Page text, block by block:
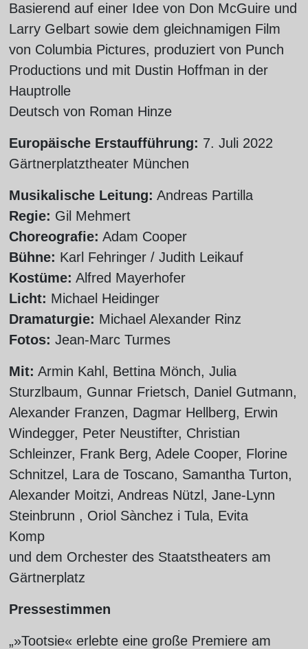
Basierend auf einer Idee von Don McGuire und
Larry Gelbart sowie dem gleichnamigen Film
von Columbia Pictures, produziert von Punch
Productions und mit Dustin Hoffman in der
Hauptrolle
Deutsch von Roman Hinze
Europäische Erstaufführung: 7. Juli 2022
Gärtnerplatztheater München
Musikalische Leitung: Andreas Partilla
Regie: Gil Mehmert
Choreografie: Adam Cooper
Bühne: Karl Fehringer / Judith Leikauf
Kostüme: Alfred Mayerhofer
Licht: Michael Heidinger
Dramaturgie: Michael Alexander Rinz
Fotos: Jean-Marc Turmes
Mit: Armin Kahl, Bettina Mönch, Julia
Sturzlbaum, Gunnar Frietsch, Daniel Gutmann,
Alexander Franzen, Dagmar Hellberg, Erwin
Windegger, Peter Neustifter, Christian
Schleinzer, Frank Berg, Adele Cooper, Florine
Schnitzel, Lara de Toscano, Samantha Turton,
Alexander Moitzi, Andreas Nützl, Jane-Lynn
Steinbrunn , Oriol Sànchez i Tula, Evita
Komp
und dem Orchester des Staatstheaters am
Gärtnerplatz
Pressestimmen
„»Tootsie« erlebte eine große Premiere am